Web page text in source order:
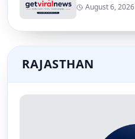
August 6, 2026
RAJASTHAN